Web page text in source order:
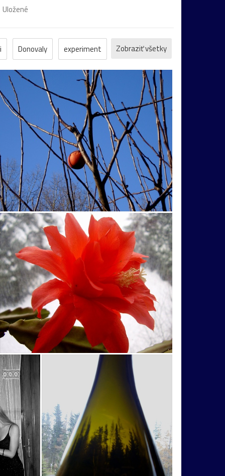
Uložené
Zobraziť všetky
Donovaly experiment